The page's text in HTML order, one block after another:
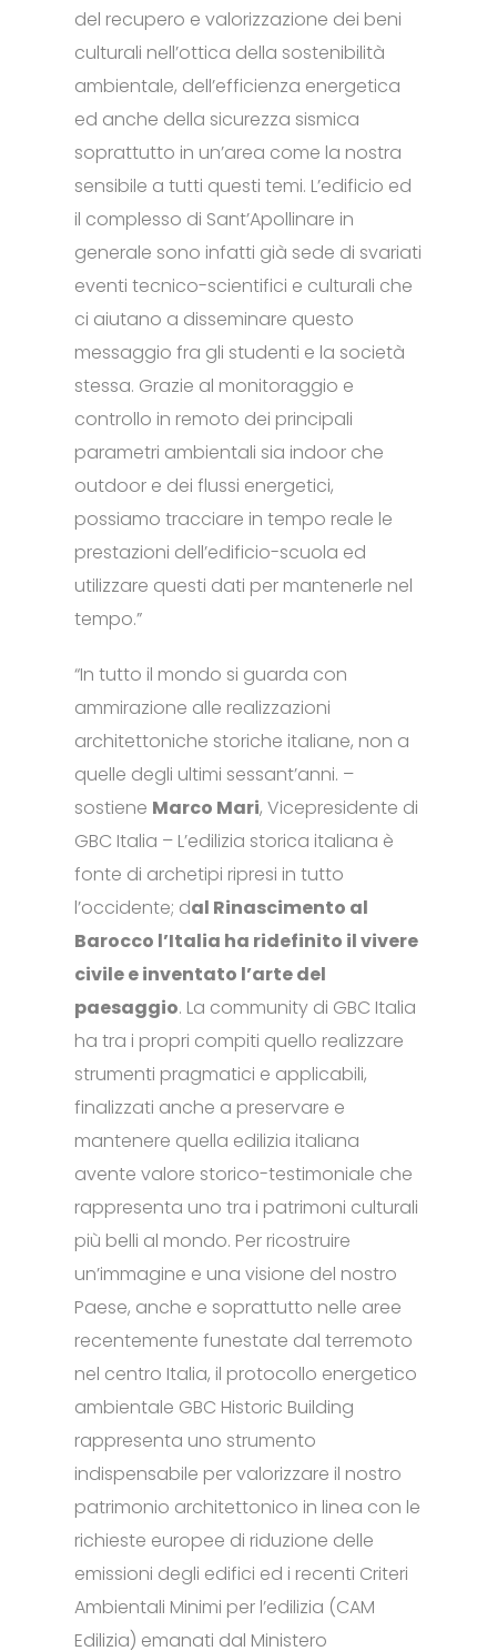
del recupero e valorizzazione dei beni
culturali nell’ottica della sostenibilità
ambientale, dell’efficienza energetica
ed anche della sicurezza sismica
soprattutto in un’area come la nostra
sensibile a tutti questi temi. L’edificio ed
il complesso di Sant’Apollinare in
generale sono infatti già sede di svariati
eventi tecnico-scientifici e culturali che
ci aiutano a disseminare questo
messaggio fra gli studenti e la società
stessa. Grazie al monitoraggio e
controllo in remoto dei principali
parametri ambientali sia indoor che
outdoor e dei flussi energetici,
possiamo tracciare in tempo reale le
prestazioni dell’edificio-scuola ed
utilizzare questi dati per mantenerle nel
tempo.”
“In tutto il mondo si guarda con
ammirazione alle realizzazioni
architettoniche storiche italiane, non a
quelle degli ultimi sessant’anni. –
sostiene Marco Mari, Vicepresidente di
GBC Italia – L’edilizia storica italiana è
fonte di archetipi ripresi in tutto
l’occidente; dal Rinascimento al
Barocco l’Italia ha ridefinito il vivere
civile e inventato l’arte del
paesaggio. La community di GBC Italia
ha tra i propri compiti quello realizzare
strumenti pragmatici e applicabili,
finalizzati anche a preservare e
mantenere quella edilizia italiana
avente valore storico-testimoniale che
rappresenta uno tra i patrimoni culturali
più belli al mondo. Per ricostruire
un’immagine e una visione del nostro
Paese, anche e soprattutto nelle aree
recentemente funestate dal terremoto
nel centro Italia, il protocollo energetico
ambientale GBC Historic Building
rappresenta uno strumento
indispensabile per valorizzare il nostro
patrimonio architettonico in linea con le
richieste europee di riduzione delle
emissioni degli edifici ed i recenti Criteri
Ambientali Minimi per l’edilizia (CAM
Edilizia) emanati dal Ministero